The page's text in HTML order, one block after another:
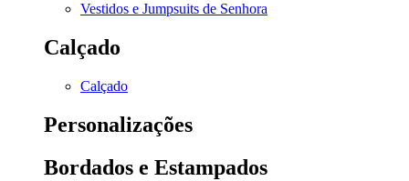
Vestidos e Jumpsuits de Senhora
Calçado
Calçado
Personalizações
Bordados e Estampados